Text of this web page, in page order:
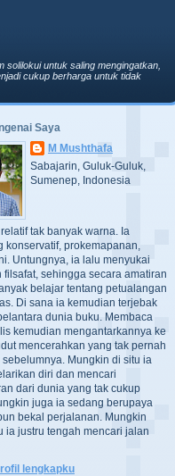
untuk saling mengingatkan,
cukup berharga untuk tidak
Saya
M Mushthafa
Sabajarin, Guluk-Guluk,
Sumenep, Indonesia
tak banyak warna. Ia
konservatif, prokemapanan,
Untungnya, ia lalu menyukai
filsafat, sehingga secara amatiran
belajar tentang petualangan
Di sana ia kemudian terjebak
dunia buku. Membaca
kemudian mengantarkannya ke
mencerahkan yang tak pernah
Mungkin di situ ia
diri dan mencari
dari dunia yang tak cukup
juga ia sedang berupaya
bekal perjalanan. Mungkin
ia justru tengah mencari jalan
lengkapku